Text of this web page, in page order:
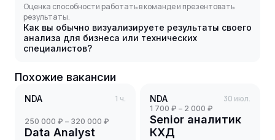
Оценка способности работать в команде и презентовать
результаты.
Как вы обычно визуализируете результаты своего
анализа для бизнеса или технических
специалистов?
Похожие вакансии
NDA 1 ч.
250 000 ₽ – 320 000 ₽
Data Analyst
NDA 30 июл.
1 700 ₽ – 2 000 ₽
Senior аналитик
КХД